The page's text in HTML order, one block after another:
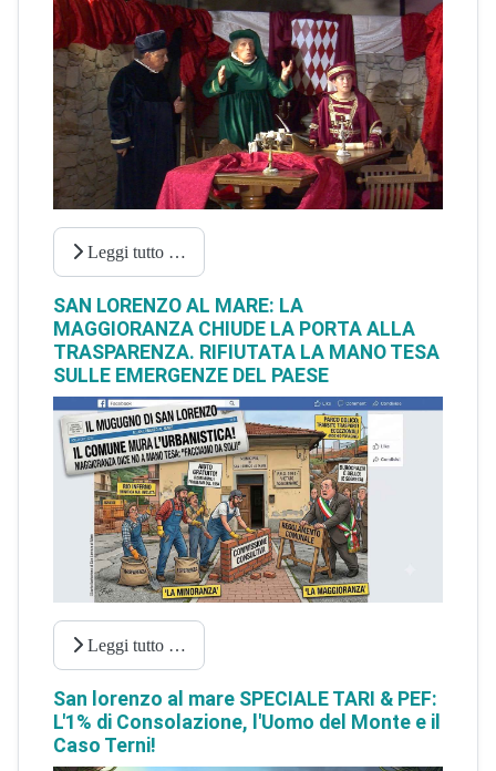
Leggi tutto …
SAN LORENZO AL MARE: LA
MAGGIORANZA CHIUDE LA PORTA ALLA
TRASPARENZA. RIFIUTATA LA MANO TESA
SULLE EMERGENZE DEL PAESE
Leggi tutto …
San lorenzo al mare SPECIALE TARI & PEF:
L'1% di Consolazione, l'Uomo del Monte e il
Caso Terni!